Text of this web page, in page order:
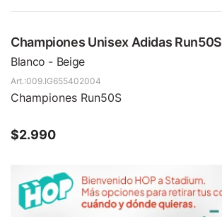
Championes Unisex Adidas Run50S
Blanco - Beige
009.IG655402004
Championes Run50S
$2.990